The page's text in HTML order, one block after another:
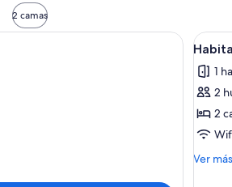
2 camas
Un dormitorio con un escritorio de Abrir
todas
las
fotos
de
con
3
1
2
2
Ver
Más